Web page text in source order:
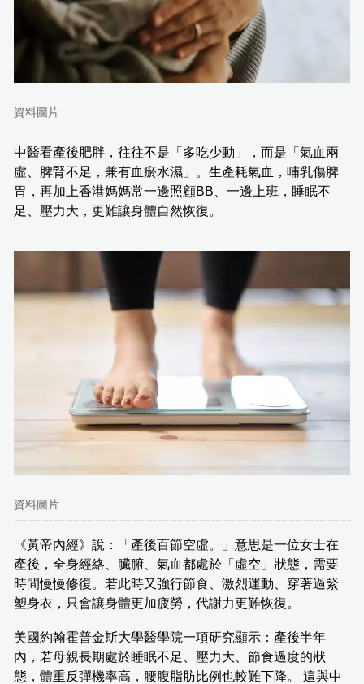
資料圖片
中醫看產後肥胖，往往不是「多吃少動」，而是「氣血兩
虛、脾腎不足，兼有血瘀水濕」。生產耗氣血，哺乳傷脾
胃，再加上香港媽媽常一邊照顧BB、一邊上班，睡眠不
足、壓力大，更難讓身體自然恢復。
資料圖片
《黃帝內經》說：「產後百節空虛。」意思是一位女士在
產後，全身經絡、臟腑、氣血都處於「虛空」狀態，需要
時間慢慢修復。若此時又強行節食、激烈運動、穿著過緊
塑身衣，只會讓身體更加疲勞，代謝力更難恢復。
美國約翰霍普金斯大學醫學院一項研究顯示：產後半年
內，若母親長期處於睡眠不足、壓力大、節食過度的狀
態，體重反彈機率高，腰腹脂肪比例也較難下降。 這與中